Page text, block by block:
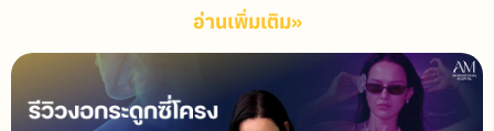
อ่านเพิ่มเติม»